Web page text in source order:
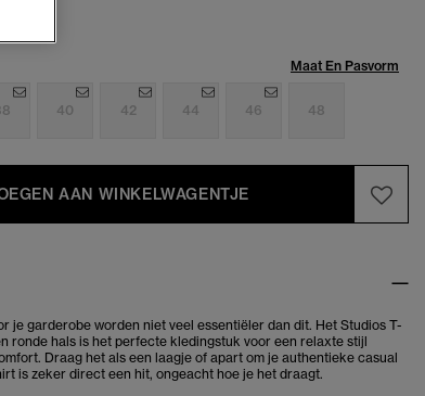
Maat En Pasvorm
40 42 44 46 48
AAN WINKELWAGENTJE
je garderobe worden niet veel essentiëler dan dit. Het StudiosT-
ronde hals is het perfecte kledingstuk voor een relaxte stijl
Draag het als een laagje of apart om je authentieke casual
is zeker direct een hit, ongeacht hoe je het draagt.